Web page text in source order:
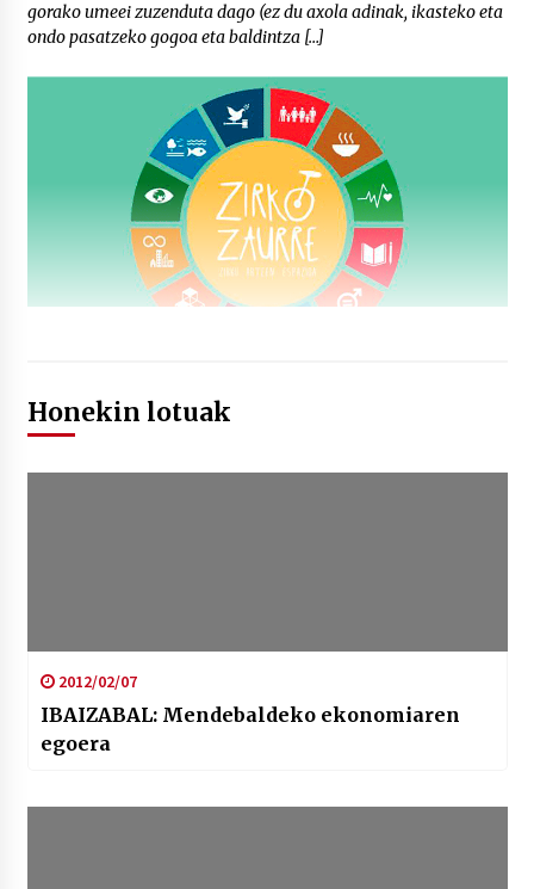
gorako umeei zuzenduta dago (ez du axola adinak, ikasteko eta
ondo pasatzeko gogoa eta baldintza […]
Honekin lotuak
2012/02/07
IBAIZABAL: Mendebaldeko ekonomiaren
egoera